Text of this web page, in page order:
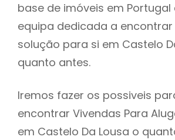
base de imóveis em Portugal
equipa dedicada a
solução para si em Castelo
quanto antes.
Iremos fazer os possiveis
encontrar Vivendas Para
em Castelo Da Lousa o